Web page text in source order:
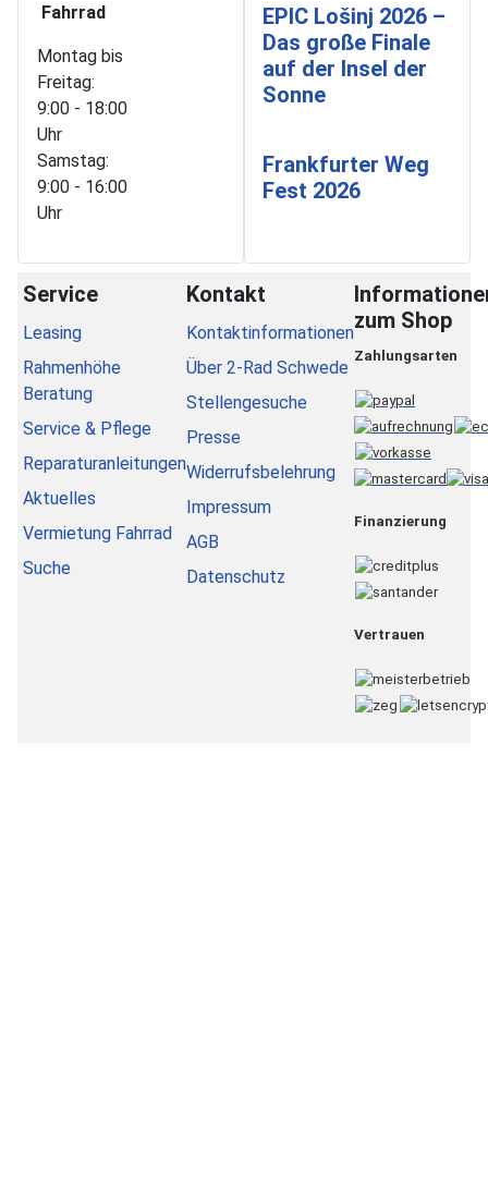
Fahrrad
Montag bis
Freitag:
9:00 - 18:00
Uhr
Samstag:
9:00 - 16:00
Uhr
EPIC Lošinj 2026 –
Das große Finale
auf der Insel der
Sonne
Frankfurter Weg
Fest 2026
Service
Leasing
Rahmenhöhe
Beratung
Service & Pflege
Reparaturanleitungen
Aktuelles
Vermietung Fahrrad
Suche
Kontakt
Kontaktinformationen
Über 2-Rad Schwede
Stellengesuche
Presse
Widerrufsbelehrung
Impressum
AGB
Datenschutz
zum Shop
Zahlungsarten
Finanzierung
Vertrauen